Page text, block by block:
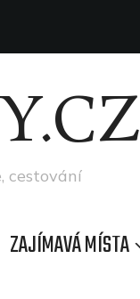
cestování
ZAJÍMAVÁ MÍSTA